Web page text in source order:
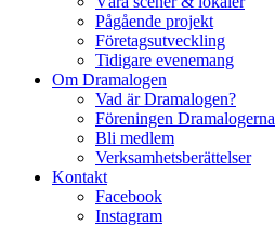
Pågående projekt
Företagsutveckling
Tidigare evenemang
Om Dramalogen
Vad är Dramalogen?
Föreningen Dramalogerna
Bli medlem
Verksamhetsberättelser
Kontakt
Facebook
Instagram